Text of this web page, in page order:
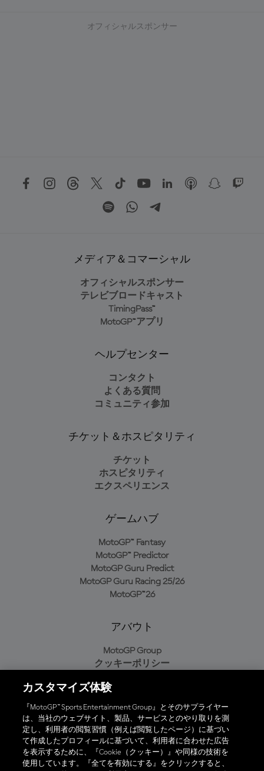
オフィシャルスポンサー
メディア＆コマーシャル
オフィシャルスポンサー
テレビブロードキャスト
TimingPass™
MotoGP™アプリ
ヘルプセンター
コンタクト
よくある質問
コミュニティ参加
チケット＆ホスピタリティ
チケット
ホスピタリティ
エクスペリエンス
ゲームハブ
MotoGP™ Fantasy
MotoGP™ Predictor
MotoGP Guru Predict
MotoGP Guru Racing 25/26
MotoGP™26
アバウト
MotoGP Group
クッキーポリシー
プライバシーポリシー
購入ポリシー
オフィシャルアプリ
カスタマイズ体験
『MotoGP™ Sports Entertainment Group』とそのサプライヤー
は、当社のウェブサイト、製品、サービスとのやり取りを測
定し、利用者の閲覧習慣（例えば閲覧したページ）に基づい
て作成したプロフィールに基づいて、利用者に合わせた広告
を表示するために、『Cookie（クッキー）』や同様の技術を
使用しています。『全てを有効にする』をクリックすると、